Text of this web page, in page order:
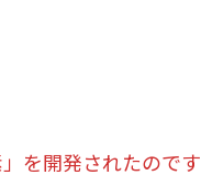
を開発されたのです